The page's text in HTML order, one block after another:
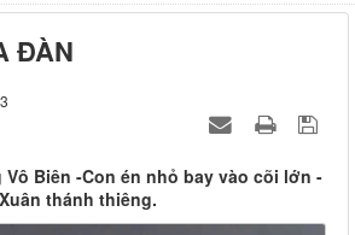
ĐÀN
Biên -Con én nhỏ bay vào cõi lớn -
thánh thiêng.